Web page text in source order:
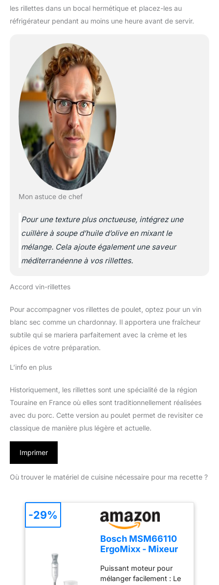
les rillettes dans un bocal hermétique et placez-les au
réfrigérateur pendant au moins une heure avant de servir.
Mon astuce de chef
Pour une texture plus onctueuse, intégrez une
cuillère à soupe d’huile d’olive en mixant le
mélange. Cela ajoute également une saveur
méditerranéenne à vos rillettes.
Accord vin-rillettes
Pour accompagner vos rillettes de poulet, optez pour un vin
blanc sec comme un chardonnay. Il apportera une fraîcheur
subtile qui se mariera parfaitement avec la crème et les
épices de votre préparation.
L’info en plus
Historiquement, les rillettes sont une spécialité de la région
Touraine en France où elles sont traditionnellement réalisées
avec du porc. Cette version au poulet permet de revisiter ce
classique de manière plus légère et actuelle.
Imprimer
Où trouver le matériel de cuisine nécessaire pour ma recette ?
Bosch MSM66110
ErgoMixx - Mixeur
vitesses
Puissant moteur pour
mélanger facilement : Le
-29%